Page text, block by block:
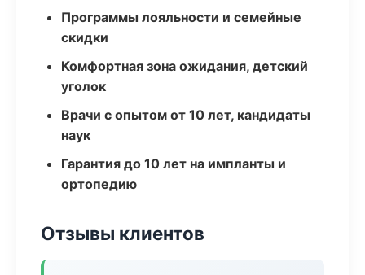
Программы лояльности и семейные
скидки
Комфортная зона ожидания, детский
уголок
Врачи с опытом от 10 лет, кандидаты
наук
Гарантия до 10 лет на импланты и
ортопедию
Отзывы клиентов